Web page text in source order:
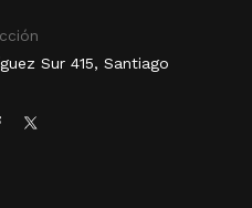
Sur 415, Santiago